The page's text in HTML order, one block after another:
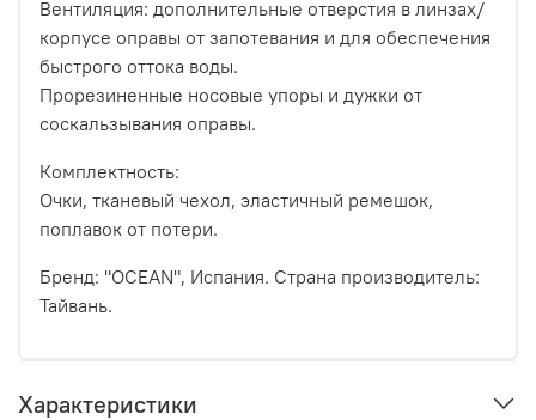
Вентиляция: дополнительные отверстия в линзах/
корпусе оправы от запотевания и для обеспечения
быстрого оттока воды.
Прорезиненные носовые упоры и дужки от
соскальзывания оправы.
Комплектность:
Очки, тканевый чехол, эластичный ремешок,
поплавок от потери.
Бренд: "OCEAN", Испания. Страна производитель:
Тайвань.
Характеристики